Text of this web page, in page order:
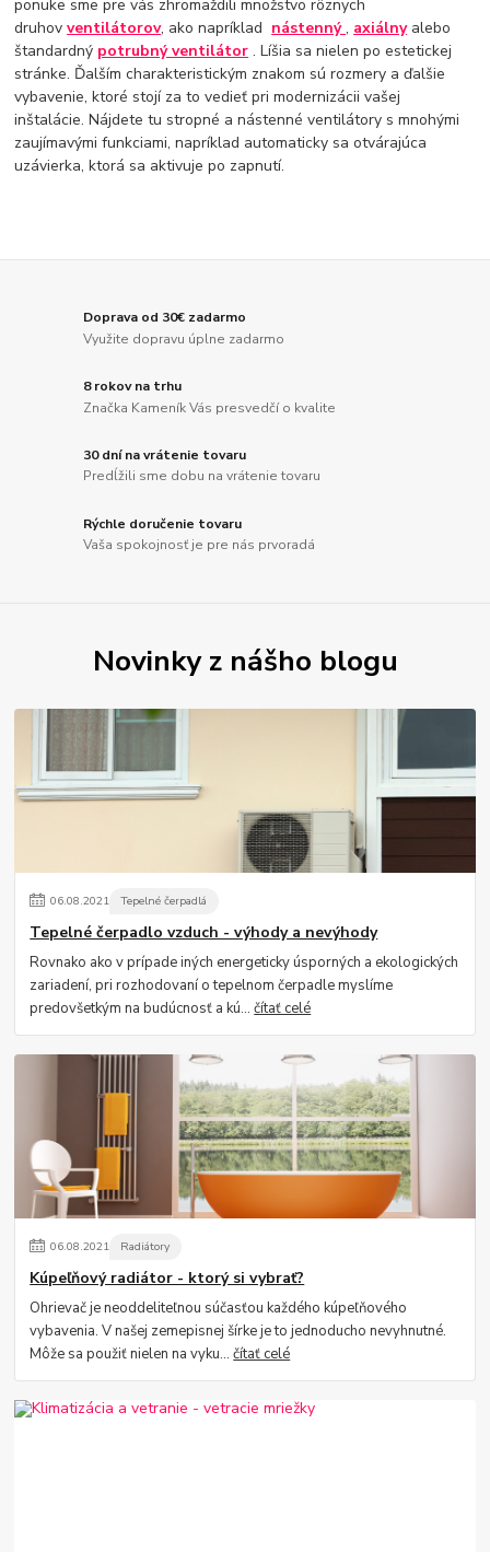
ponuke sme pre vás zhromaždili množstvo rôznych
druhovventilátorov, ako napríklad nástenný, axiálnyalebo
štandardný potrubný ventilátor . Líšia sa nielen po estetickej
stránke. Ďalším charakteristickým znakom sú rozmery a ďalšie
vybavenie, ktoré stojí za to vedieť pri modernizácii vašej
inštalácie. Nájdete tu stropné a nástenné ventilátory s mnohými
zaujímavými funkciami, napríklad automaticky sa otvárajúca
uzávierka, ktorá sa aktivuje po zapnutí.
Doprava od 30€ zadarmo
Využite dopravu úplne zadarmo
8 rokov na trhu
Značka Kameník Vás presvedčí o kvalite
30 dní na vrátenie tovaru
Predĺžili sme dobu na vrátenie tovaru
Rýchle doručenie tovaru
Vaša spokojnosť je pre nás prvoradá
Novinky z nášho blogu
06.08.2021 Tepelné čerpadlá
Tepelné čerpadlo vzduch - výhody a nevýhody
Rovnako ako v prípade iných energeticky úsporných a ekologických
zariadení, pri rozhodovaní o tepelnom čerpadle myslíme
predovšetkým na budúcnosť a kú...čítať celé
06.08.2021 Radiátory
Kúpeľňový radiátor - ktorý si vybrať?
Ohrievač je neoddeliteľnou súčasťou každého kúpeľňového
vybavenia. V našej zemepisnej šírke je to jednoducho nevyhnutné.
Môže sa použiť nielen na vyku...čítať celé